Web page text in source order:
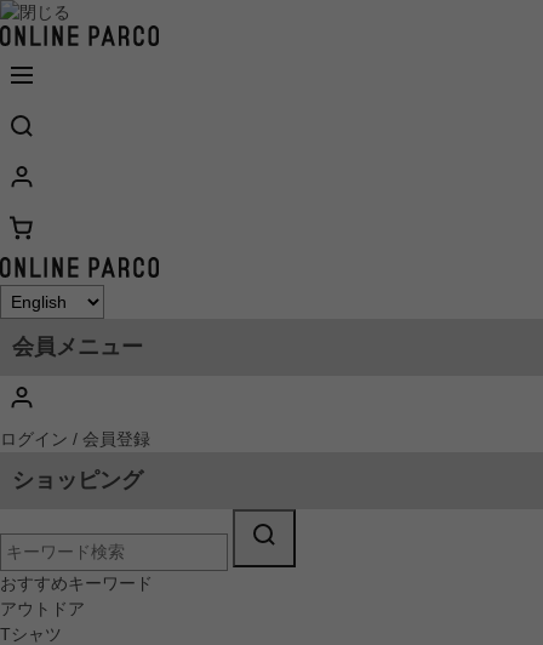
会員メニュー
ログイン / 会員登録
ショッピング
おすすめキーワード
アウトドア
Tシャツ